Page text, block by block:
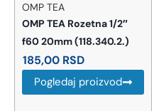
OMP TEA
OMP TEA Rozetna 1/2″
f60 20mm (118.340.2.)
185,00 RSD
Pogledaj proizvod